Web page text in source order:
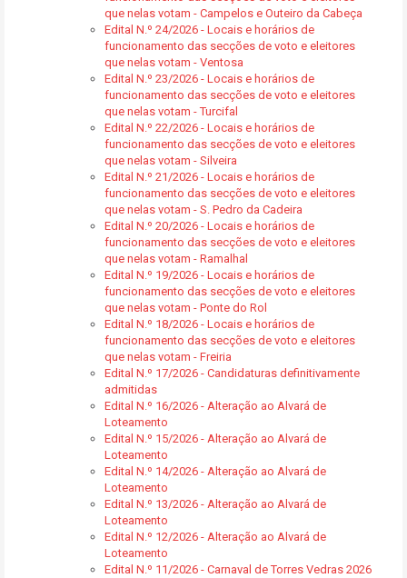
que nelas votam - Campelos e Outeiro da Cabeça
Edital N.º 24/2026 - Locais e horários de
funcionamento das secções de voto e eleitores
que nelas votam - Ventosa
Edital N.º 23/2026 - Locais e horários de
funcionamento das secções de voto e eleitores
que nelas votam - Turcifal
Edital N.º 22/2026 - Locais e horários de
funcionamento das secções de voto e eleitores
que nelas votam - Silveira
Edital N.º 21/2026 - Locais e horários de
funcionamento das secções de voto e eleitores
que nelas votam - S. Pedro da Cadeira
Edital N.º 20/2026 - Locais e horários de
funcionamento das secções de voto e eleitores
que nelas votam - Ramalhal
Edital N.º 19/2026 - Locais e horários de
funcionamento das secções de voto e eleitores
que nelas votam - Ponte do Rol
Edital N.º 18/2026 - Locais e horários de
funcionamento das secções de voto e eleitores
que nelas votam - Freiria
Edital N.º 17/2026 - Candidaturas definitivamente
admitidas
Edital N.º 16/2026 - Alteração ao Alvará de
Loteamento
Edital N.º 15/2026 - Alteração ao Alvará de
Loteamento
Edital N.º 14/2026 - Alteração ao Alvará de
Loteamento
Edital N.º 13/2026 - Alteração ao Alvará de
Loteamento
Edital N.º 12/2026 - Alteração ao Alvará de
Loteamento
Edital N.º 11/2026 - Carnaval de Torres Vedras 2026